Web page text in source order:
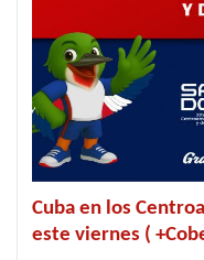
Cuba en los
este viernes (